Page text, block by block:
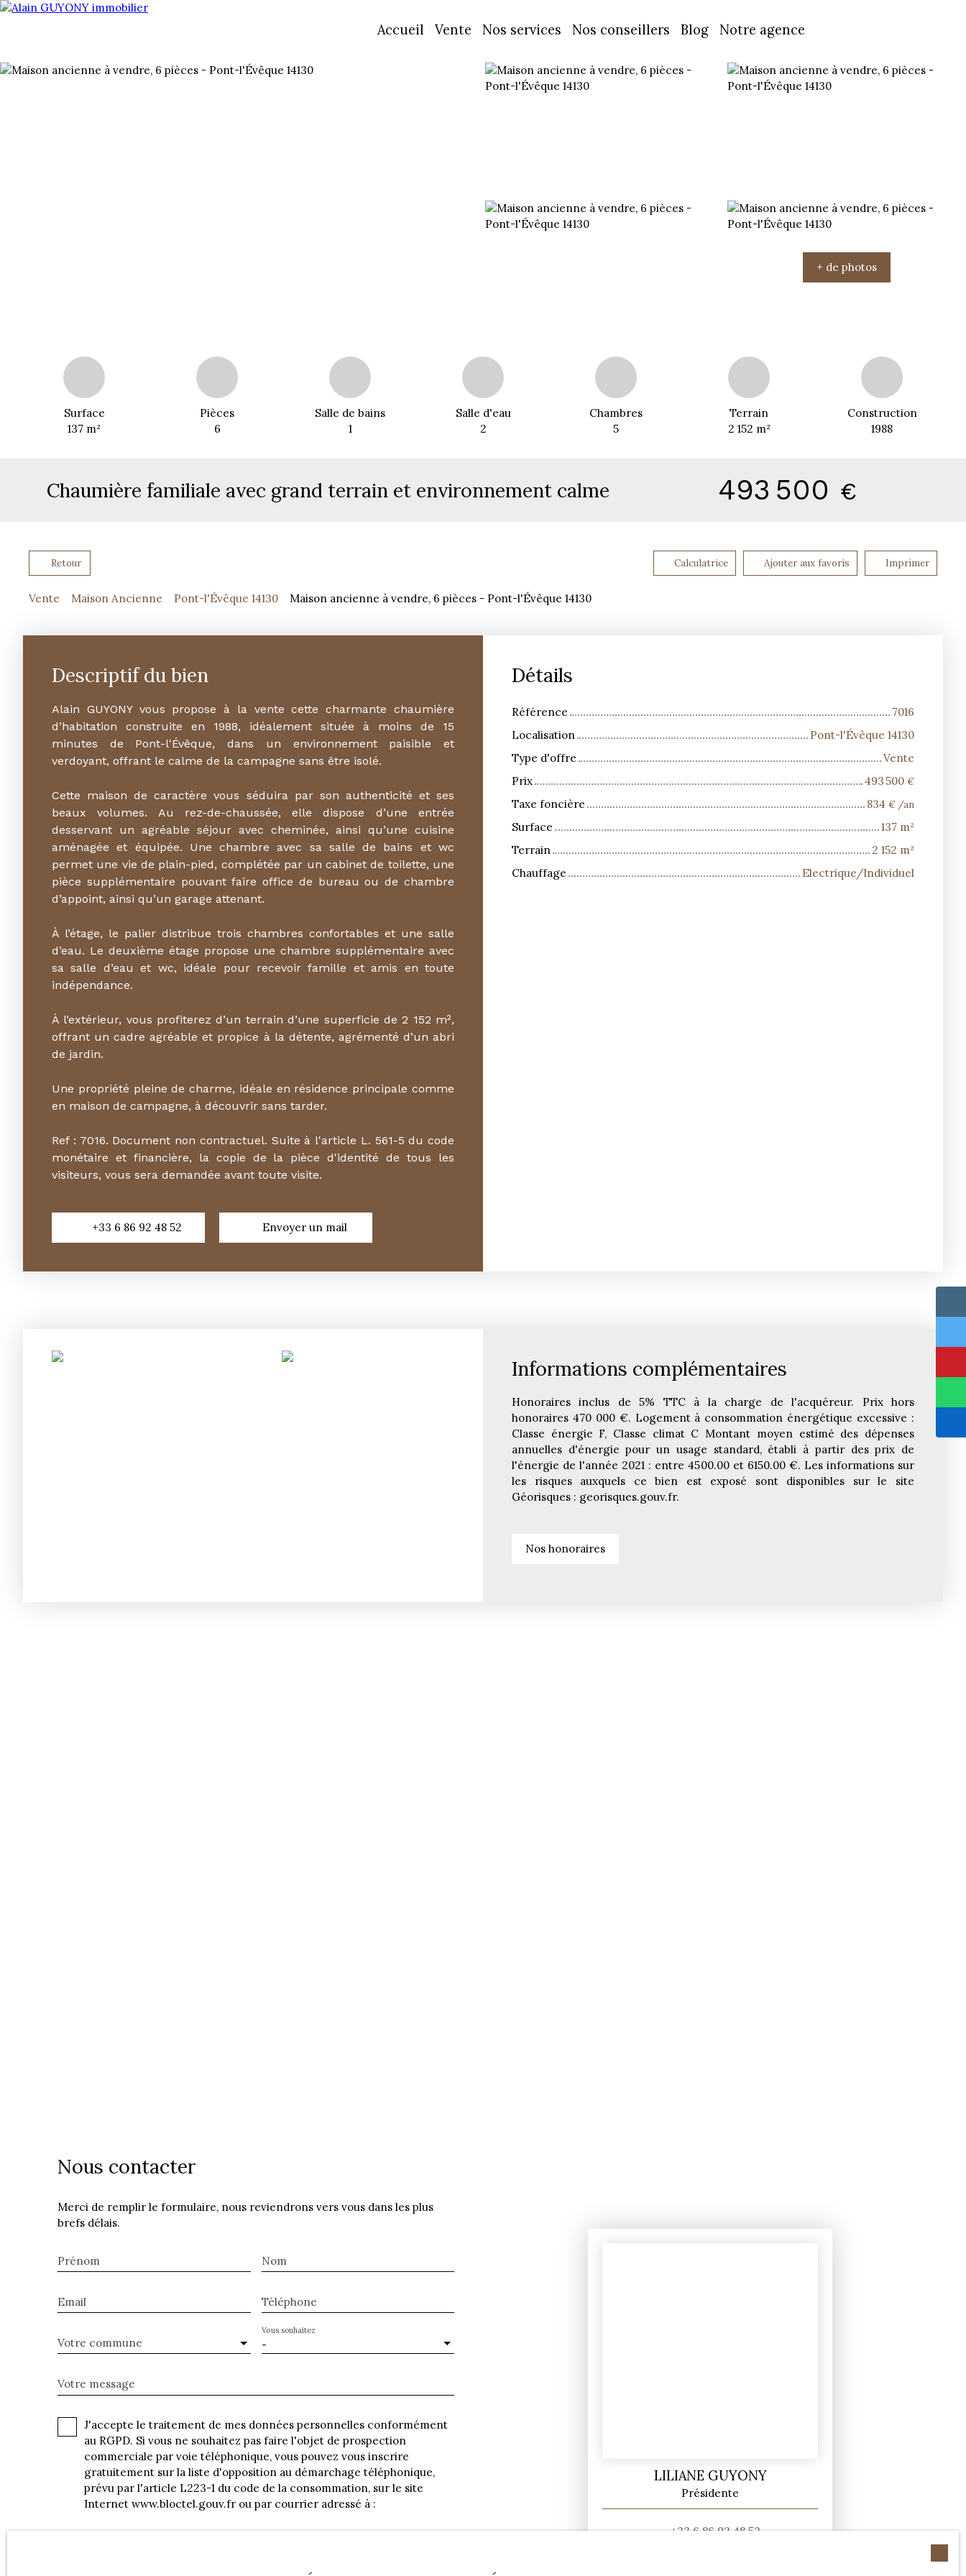
Accueil Vente Nos services Nos conseillers Blog Notre agence
+ de photos
Surface
137 m²
Pièces
6
Salle de bains
1
Salle d'eau
2
Chambres
5
Terrain
2 152 m²
Construction
1988
Chaumière familiale avec grand terrain et environnement calme 493 500 €
Retour Calculatrice Ajouter aux favoris Imprimer
Vente Maison Ancienne Pont-l'Évêque 14130 Maison ancienne à vendre, 6 pièces - Pont-l'Évêque 14130
Descriptif du bien
Alain GUYONY vous propose à la vente cette charmante chaumière
d’habitation construite en 1988, idéalement située à moins de 15
minutes de Pont-l'Évêque, dans un environnement paisible et
verdoyant, offrant le calme de la campagne sans être isolé.
Cette maison de caractère vous séduira par son authenticité et ses
beaux volumes. Au rez-de-chaussée, elle dispose d’une entrée
desservant un agréable séjour avec cheminée, ainsi qu’une cuisine
aménagée et équipée. Une chambre avec sa salle de bains et wc
permet une vie de plain-pied, complétée par un cabinet de toilette, une
pièce supplémentaire pouvant faire office de bureau ou de chambre
d’appoint, ainsi qu’un garage attenant.
À l’étage, le palier distribue trois chambres confortables et une salle
d’eau. Le deuxième étage propose une chambre supplémentaire avec
sa salle d’eau et wc, idéale pour recevoir famille et amis en toute
indépendance.
À l’extérieur, vous profiterez d’un terrain d’une superficie de 2 152 m²,
offrant un cadre agréable et propice à la détente, agrémenté d’un abri
de jardin.
Une propriété pleine de charme, idéale en résidence principale comme
en maison de campagne, à découvrir sans tarder.
Ref : 7016. Document non contractuel. Suite à l'article L. 561-5 du code
monétaire et financière, la copie de la pièce d'identité de tous les
visiteurs, vous sera demandée avant toute visite.
+33 6 86 92 48 52 Envoyer un mail
Détails
Référence
7016
Localisation
Pont-l'Évêque 14130
Type d'offre
Vente
Prix
493 500 €
Taxe foncière 834 € /an
Surface 137 m²
Terrain
2 152 m²
Chauffage
Electrique/Individuel
Informations complémentaires
Honoraires inclus de 5% TTC à la charge de l'acquéreur. Prix hors
honoraires 470 000 €. Logement à consommation énergétique excessive :
Classe énergie F, Classe climat C Montant moyen estimé des dépenses
annuelles d'énergie pour un usage standard, établi à partir des prix de
l'énergie de l'année 2021 : entre 4500.00 et 6150.00 €. Les informations sur
les risques auxquels ce bien est exposé sont disponibles sur le site
Géorisques : georisques.gouv.fr.
Nos honoraires
Nous contacter
Merci de remplir le formulaire, nous reviendrons vers vous dans les plus
brefs délais.
Prénom Nom
Email Téléphone
Votre commune -
Vous souhaitez
Votre message
J'accepte le traitement de mes données personnelles conformément
au RGPD. Si vous ne souhaitez pas faire l'objet de prospection
commerciale par voie téléphonique, vous pouvez vous inscrire
gratuitement sur la liste d'opposition au démarchage téléphonique,
prévu par l'article L223-1 du code de la consommation, sur le site
Internet www.bloctel.gouv.fr ou par courrier adressé à :
LILIANE GUYONY
Présidente
+33 6 86 92 48 52